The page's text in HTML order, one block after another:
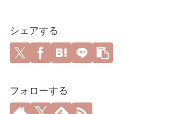
シェアする
フォローする